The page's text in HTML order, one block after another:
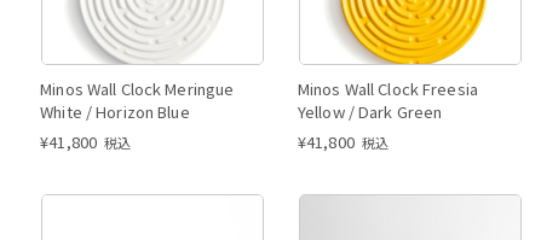
Minos Wall Clock Meringue
White / Horizon Blue
¥41,800 税込
Minos Wall Clock Freesia
Yellow / Dark Green
¥41,800 税込